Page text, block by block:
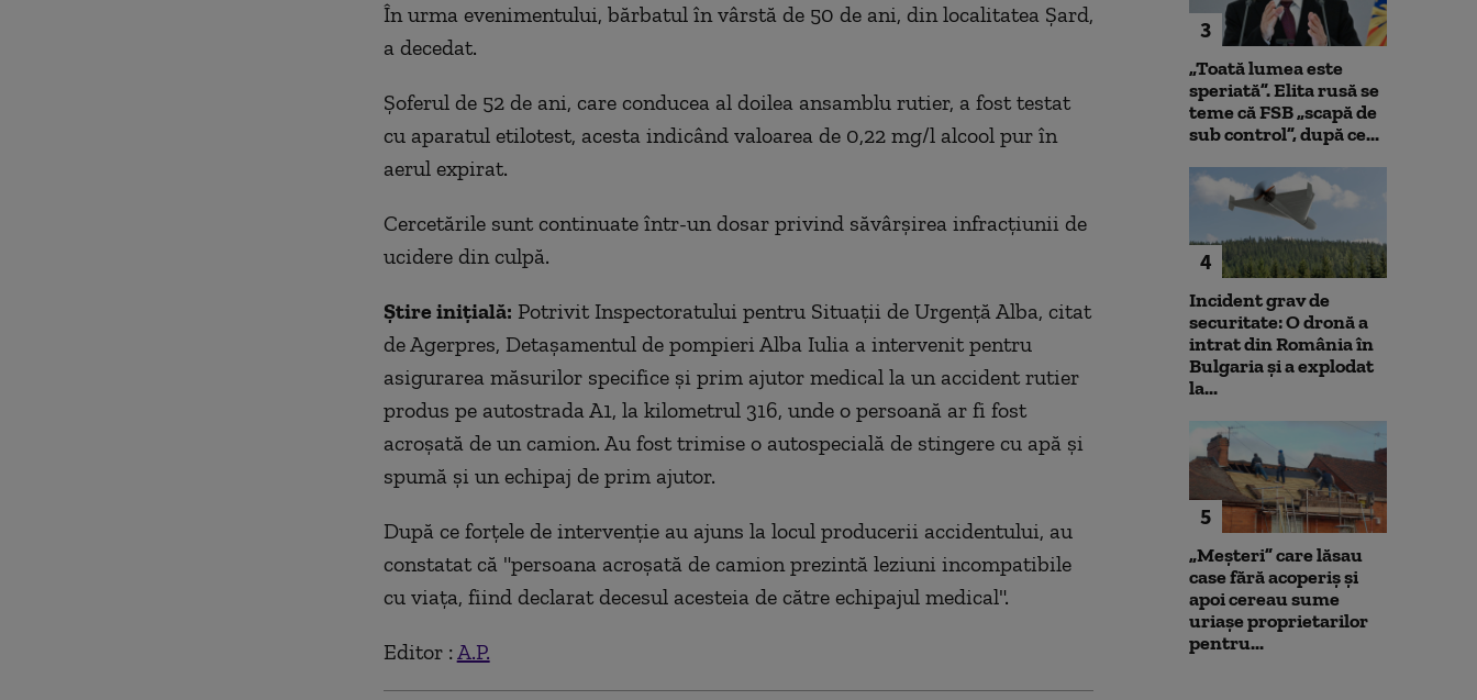
În urma evenimentului, bărbatul în vârstă de 50 de ani, din localitatea Şard,
a decedat.
Şoferul de 52 de ani, care conducea al doilea ansamblu rutier, a fost testat
cu aparatul etilotest, acesta indicând valoarea de 0,22 mg/l alcool pur în
aerul expirat.
Cercetările sunt continuate într-un dosar privind săvârşirea infracţiunii de
ucidere din culpă.
Știre inițială: Potrivit Inspectoratului pentru Situaţii de Urgenţă Alba, citat
de Agerpres, Detaşamentul de pompieri Alba Iulia a intervenit pentru
asigurarea măsurilor specifice şi prim ajutor medical la un accident rutier
produs pe autostrada A1, la kilometrul 316, unde o persoană ar fi fost
acroşată de un camion. Au fost trimise o autospecială de stingere cu apă şi
spumă şi un echipaj de prim ajutor.
După ce forţele de intervenţie au ajuns la locul producerii accidentului, au
constatat că "persoana acroşată de camion prezintă leziuni incompatibile
cu viaţa, fiind declarat decesul acesteia de către echipajul medical".
Editor : A.P.
3
„Toată lumea este
speriată”. Elita rusă se
teme că FSB „scapă de
sub control”, după ce...
4
Incident grav de
securitate: O dronă a
intrat din România în
Bulgaria şi a explodat
la...
5
„Meșteri” care lăsau
case fără acoperiș și
apoi cereau sume
uriașe proprietarilor
pentru...